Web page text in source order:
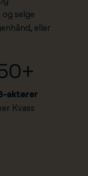
selge
eller
aktører
Kvass